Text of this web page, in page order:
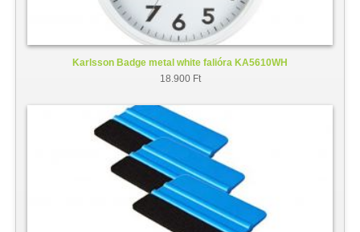
Karlsson Badge metal white falióra KA5610WH
18.900 Ft